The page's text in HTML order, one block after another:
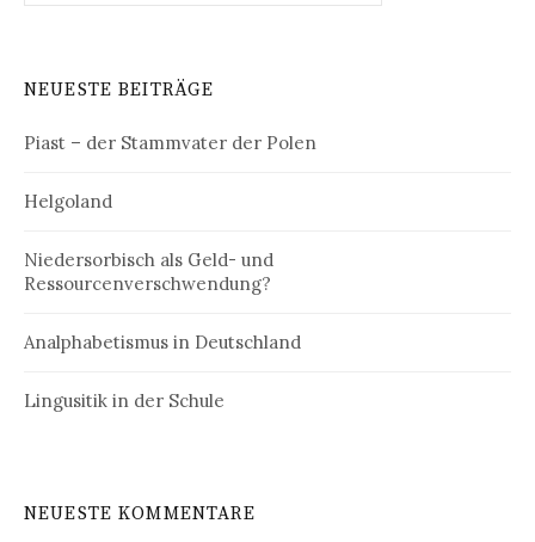
NEUESTE BEITRÄGE
Piast – der Stammvater der Polen
Helgoland
Niedersorbisch als Geld- und
Ressourcenverschwendung?
Analphabetismus in Deutschland
Lingusitik in der Schule
NEUESTE KOMMENTARE